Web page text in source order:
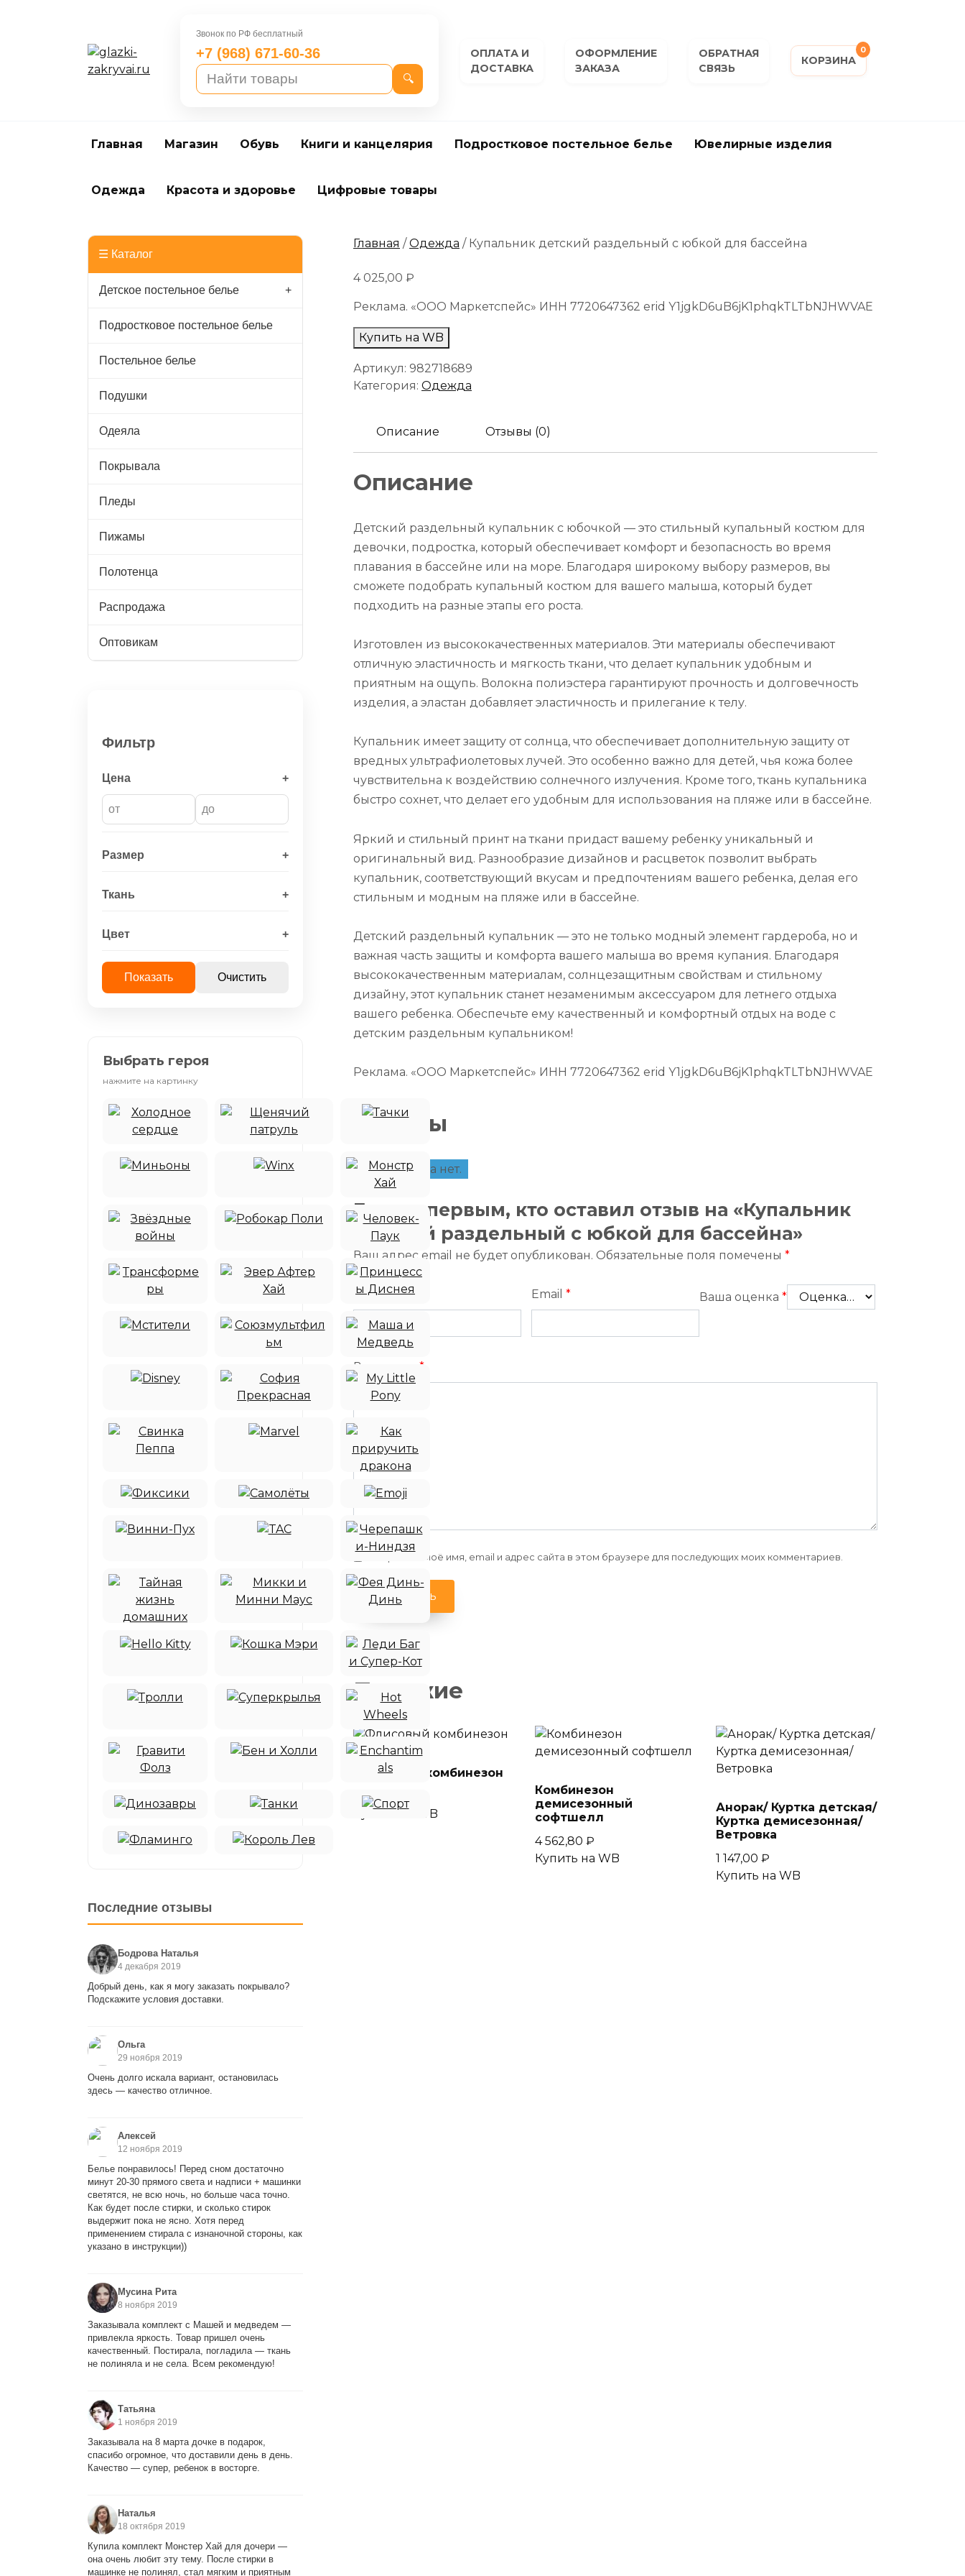
Звонок по РФ бесплатный
+7 (968) 671-60-36
🔍
ОПЛАТА И
ДОСТАВКА
ОФОРМЛЕНИЕ
ЗАКАЗА
ОБРАТНАЯ
СВЯЗЬ
КОРЗИНА
0
Главная Магазин Обувь Книги и канцелярия Подростковое постельное белье Ювелирные изделия
Одежда Красота и здоровье Цифровые товары
Главная /Одежда / Купальник детский раздельный с юбкой для бассейна
4 025,00 ₽
Реклама. «ООО Маркетспейс» ИНН 7720647362 erid Y1jgkD6uB6jK1phqkTLTbNJHWVAE
Купить на WB
Артикул: 982718689
Категория: Одежда
Описание Отзывы (0)
Описание
Детский раздельный купальник с юбочкой — это стильный купальный костюм для
девочки, подростка, который обеспечивает комфорт и безопасность во время
плавания в бассейне или на море. Благодаря широкому выбору размеров, вы
сможете подобрать купальный костюм для вашего малыша, который будет
подходить на разные этапы его роста.
Изготовлен из высококачественных материалов. Эти материалы обеспечивают
отличную эластичность и мягкость ткани, что делает купальник удобным и
приятным на ощупь. Волокна полиэстера гарантируют прочность и долговечность
изделия, а эластан добавляет эластичность и прилегание к телу.
Купальник имеет защиту от солнца, что обеспечивает дополнительную защиту от
вредных ультрафиолетовых лучей. Это особенно важно для детей, чья кожа более
чувствительна к воздействию солнечного излучения. Кроме того, ткань купальника
быстро сохнет, что делает его удобным для использования на пляже или в бассейне.
Яркий и стильный принт на ткани придаст вашему ребенку уникальный и
оригинальный вид. Разнообразие дизайнов и расцветок позволит выбрать
купальник, соответствующий вкусам и предпочтениям вашего ребенка, делая его
стильным и модным на пляже или в бассейне.
Детский раздельный купальник — это не только модный элемент гардероба, но и
важная часть защиты и комфорта вашего малыша во время купания. Благодаря
высококачественным материалам, солнцезащитным свойствам и стильному
дизайну, этот купальник станет незаменимым аксессуаром для летнего отдыха
вашего ребенка. Обеспечьте ему качественный и комфортный отдых на воде с
детским раздельным купальником!
Реклама. «ООО Маркетспейс» ИНН 7720647362 erid Y1jgkD6uB6jK1phqkTLTbNJHWVAE
Отзывы
Отзывов пока нет.
Будьте первым, кто оставил отзыв на «Купальник
детский раздельный с юбкой для бассейна»
Ваш адрес email не будет опубликован. Обязательные поля помечены *
Имя* Email* Ваша оценка *
Ваш отзыв *
Сохранить моё имя, email и адрес сайта в этом браузере для последующих моих комментариев.
Похожие
Флисовый комбинезон
1 460,00
Купить на WB
Комбинезон
демисезонный
софтшелл
4 562,80 ₽
Купить на WB
Анорак/ Куртка детская/
Куртка демисезонная/
Ветровка
1 147,00₽
Купить на WB
☰ Каталог
Детское постельное белье +
Подростковое постельное белье
Постельное белье
Подушки
Одеяла
Покрывала
Пледы
Пижамы
Полотенца
Распродажа
Оптовикам
Фильтр
Цена +
Размер +
Ткань +
Цвет +
Показать Очистить
Выбрать героя
нажмите на картинку
Последние отзывы
Бодрова Наталья
4 декабря 2019
Добрый день, как я могу заказать покрывало?
Подскажите условия доставки.
Ольга
29 ноября 2019
Очень долго искала вариант, остановилась
здесь — качество отличное.
Алексей
12 ноября 2019
Белье понравилось! Перед сном достаточно
минут 20-30 прямого света и надписи + машинки
светятся, не всю ночь, но больше часа точно.
Как будет после стирки, и сколько стирок
выдержит пока не ясно. Хотя перед
применением стирала с изнаночной стороны, как
указано в инструкции))
Мусина Рита
8 ноября 2019
Заказывала комплект с Машей и медведем —
привлекла яркость. Товар пришел очень
качественный. Постирала, погладила — ткань
не полиняла и не села. Всем рекомендую!
Татьяна
1 ноября 2019
Заказывала на 8 марта дочке в подарок,
спасибо огромное, что доставили день в день.
Качество — супер, ребенок в восторге.
Наталья
18 октября 2019
Купила комплект Монстер Хай для дочери —
она очень любит эту тему. После стирки в
машинке не полинял, стал мягким и приятным